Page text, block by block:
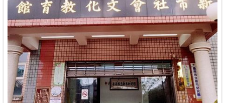
討論區
聯絡我們
APP下載